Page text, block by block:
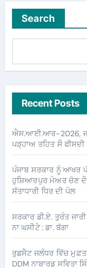
Search
Recent Posts
ਐਸ.ਆਈ.ਆਰ-2026,
ਪੜ੍ਹਾਅ ਤਹਿਤ ਸੌ
ਪੰਜਾਬ ਸਰਕਾਰ ਨੂੰ ਆਖਰ
ਹੁਸ਼ਿਆਰਪੁਰ ਮੇਅਰ ਚੋਣ
ਸੱਤਾਧਾਰੀ ਧਿਰ ਦੀ ਪੋਲ
ਸਰਕਾਰ ਡੀ.ਏ. ਤੁਰੰਤ
ਨਾ ਘਸੀਟੇ : ਡਾ. ਬੱਗਾ
ਰੁਡਸੈਟ ਜਲੰਧਰ ਵਿੱਚ
DDM ਨਾਬਾਰਡ ਸਵਿਤਾ